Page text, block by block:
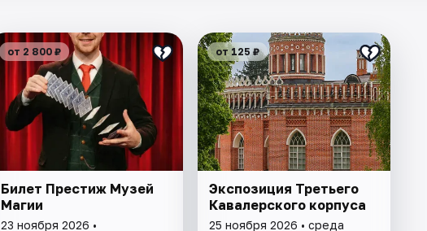
от 2 800 ₽
Билет Престиж Музей
Магии
23 ноября 2026 •
от 125 ₽
Экспозиция Третьего
Кавалерского корпуса
25 ноября 2026 • среда